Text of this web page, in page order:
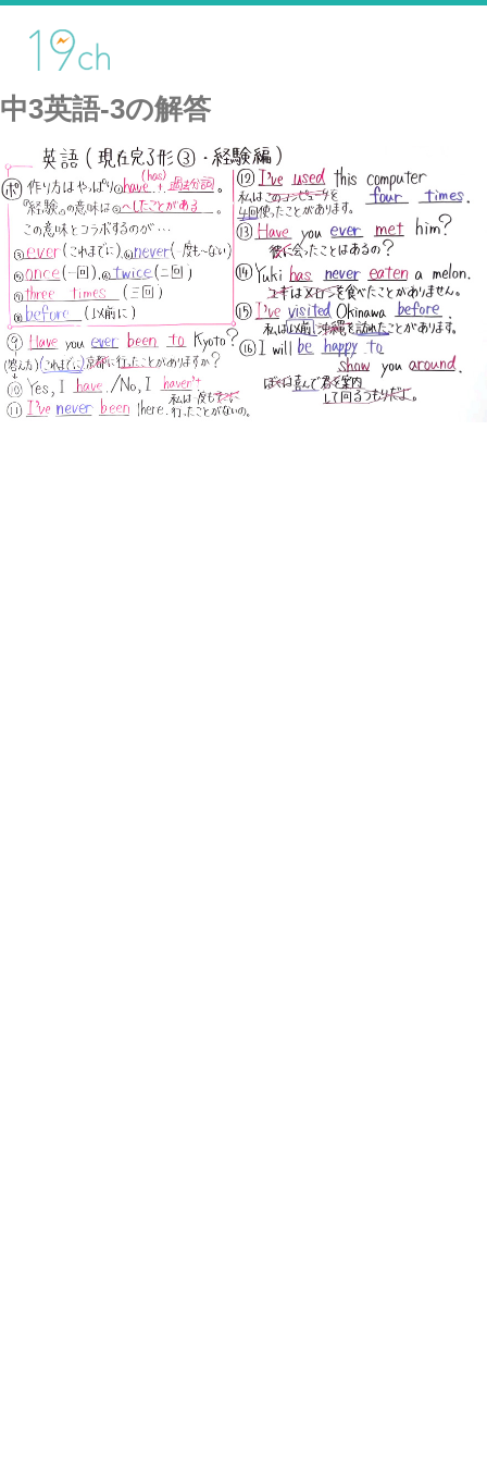
中3英語-3の解答